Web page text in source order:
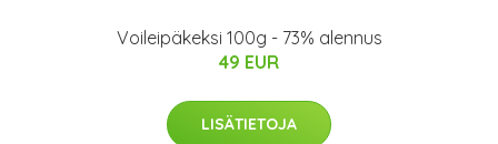
Voileipäkeksi 100g - 73% alennus
49 EUR
LISÄTIETOJA